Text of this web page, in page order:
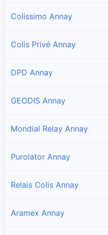
Colissimo Annay
Colis Privé Annay
DPD Annay
GEODIS Annay
Mondial Relay Annay
Purolator Annay
Relais Colis Annay
Aramex Annay